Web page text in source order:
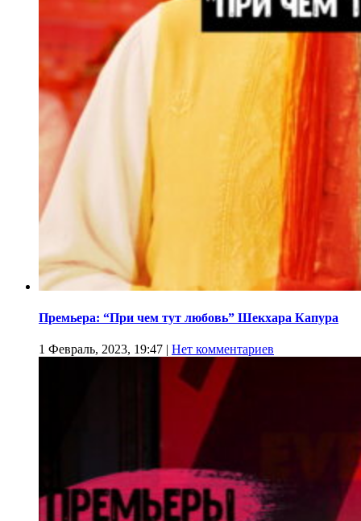
Премьера: “При чем тут любовь” Шекхара Капура
1 Февраль, 2023, 19:47 | Нет комментариев